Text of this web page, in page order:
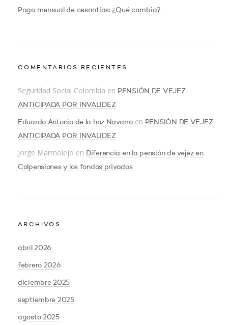
Pago mensual de cesantías: ¿Qué cambia?
COMENTARIOS RECIENTES
Seguridad Social Colombia en PENSIÓN DE VEJEZ
ANTICIPADA POR INVALIDEZ
Eduardo Antonio de la hoz Navarroen PENSIÓN DE VEJEZ
ANTICIPADA POR INVALIDEZ
Jorge Marmolejo en Diferencia en la pensión de vejez en
Colpensiones y los fondos privados
ARCHIVOS
abril 2026
febrero 2026
diciembre 2025
septiembre 2025
agosto 2025